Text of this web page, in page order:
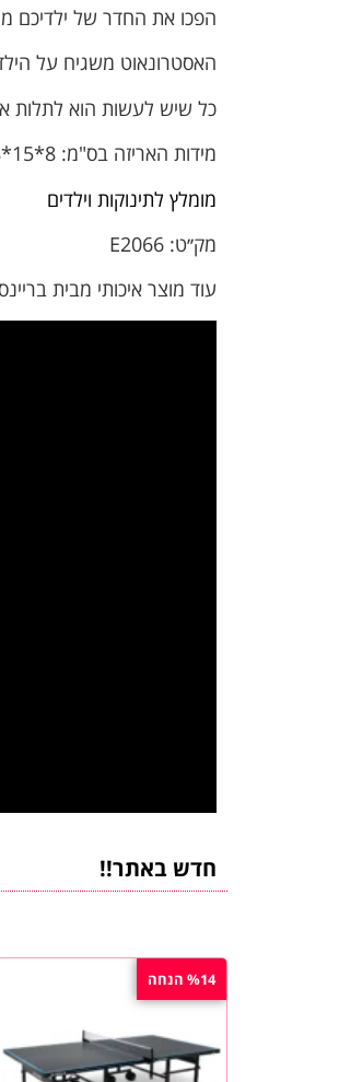
הפכו את החדר של ילדיכם
האסטרונאוט משגיח על
כל שיש לעשות הוא לתלות
מידות האריזה בס"מ: 8*15*8
מומלץ לתינוקות וילדים
מק׳׳ט: E2066
עוד מוצר איכותי מבית
חדש באתר!!
%14 הנחה